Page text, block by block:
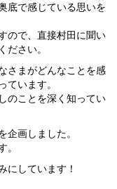
底で感じている思いを
ので、直接村田に聞い
さい。
さまがどんなことを感
ています。
のことを深く知ってい
画しました。
にしています！